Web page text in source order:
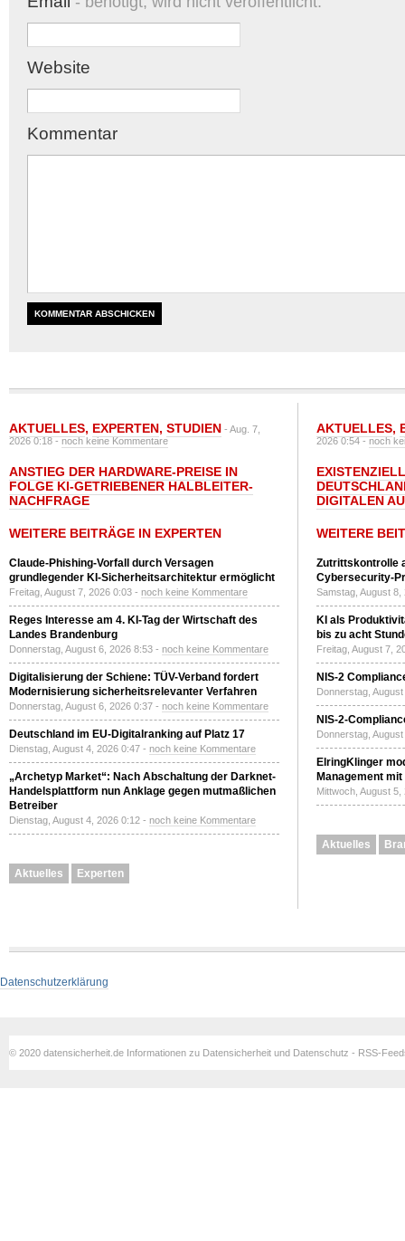
Website
Kommentar
AKTUELLES, EXPERTEN, STUDIEN - Aug. 7,
2026 0:18 -noch keine Kommentare
ANSTIEG DER HARDWARE-PREISE IN
FOLGE KI-GETRIEBENER HALBLEITER-
NACHFRAGE
WEITERE BEITRÄGE IN EXPERTEN
Claude-Phishing-Vorfall durch Versagen
grundlegender KI-Sicherheitsarchitektur ermöglicht
Freitag, August 7, 2026 0:03 - noch keine Kommentare
Reges Interesse am 4. KI-Tag der Wirtschaft des
Landes Brandenburg
Donnerstag, August 6, 2026 8:53 - noch keine Kommentare
Digitalisierung der Schiene: TÜV-Verband fordert
Modernisierung sicherheitsrelevanter Verfahren
Donnerstag, August 6, 2026 0:37 - noch keine Kommentare
Deutschland im EU-Digitalranking auf Platz 17
Dienstag, August 4, 2026 0:47 - noch keine Kommentare
„Archetyp Market“: Nach Abschaltung der Darknet-
Handelsplattform nun Anklage gegen mutmaßlichen
Betreiber
Dienstag, August 4, 2026 0:12 - noch keine Kommentare
Aktuelles Experten
AKTUELLES,
2026 0:54 -noch
DIGITALEN
WEITERE
Zutrittskontrolle
Cybersecurity-
Samstag, August
KI als
bis zu acht
Freitag, August 7,
NIS-2
Donnerstag,
NIS-2-
Donnerstag,
ElringKlinger
Management
Mittwoch, August
Aktuelles
Datenschutzerklärung
© 2020 datensicherheit.de Informationen zu Datensicherheit und Datenschutz - RSS-